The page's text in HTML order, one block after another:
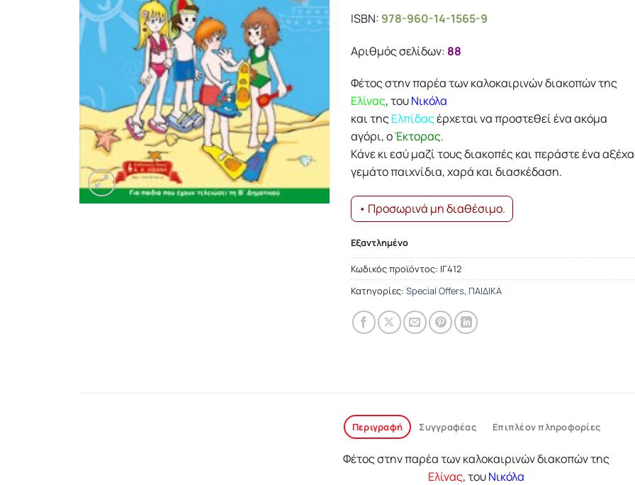
price
was:
8.12€.
τρέχουσα
τιμή
ISBN: 978-960-14-1565-9
Αριθμός σελίδων: 88
Φέτος στην παρέα των καλοκαιρινών διακοπών της
Ελίνας, τουΝικόλα
και τηςΕλπίδαςέρχεται να προστεθεί ένα ακόμα
αγόρι, οΈκτορας.
Κάνε κι εσύ μαζί τους διακοπές και περάστε ένα
γεμάτο παιχνίδια, χαρά και διασκέδαση.
• Προσωρινά μη διαθέσιμο.
Εξαντλημένο
Κωδικός προϊόντος: ΙΓ412
Κατηγορίες:Special Offers, ΠΑΙΔΙΚΑ
Περιγραφή Συγγραφέας Επιπλέον πληροφορίες
Φέτος στην παρέα των καλοκαιρινών διακοπών της
Ελίνας, τουΝικόλα